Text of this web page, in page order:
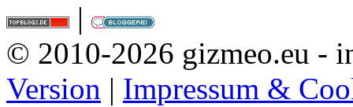
|
© 2010-2026 gizmeo.eu -
Version | Impressum &